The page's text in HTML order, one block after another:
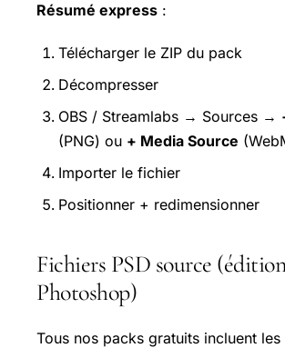
Résumé express :
Télécharger le ZIP du pack
Décompresser
OBS / Streamlabs → Sources →
(PNG) ou + Media Source
Importer le fichier
Positionner + redimensionner
Fichiers PSD source (édition
Photoshop)
Tous nos packs gratuits incluent les